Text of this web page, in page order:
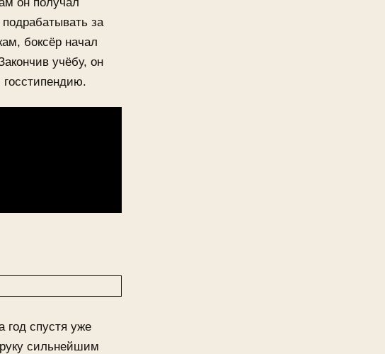
за
боксёр начал
учёбу, он
год спустя уже
сильнейшим